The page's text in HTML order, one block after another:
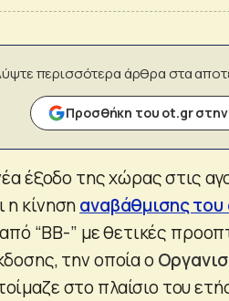
περισσότερα άρθρα στα
Προσθήκη του ot.gr
έξοδο της χώρας στις
η κίνησηαναβάθμισης του
“BB-” με θετικές
την οποία ο
στο πλαίσιο του